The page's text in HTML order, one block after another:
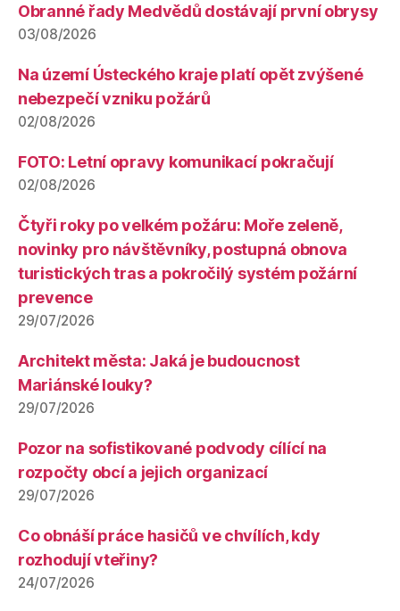
Obranné řady Medvědů dostávají první obrysy
03/08/2026
Na území Ústeckého kraje platí opět zvýšené
nebezpečí vzniku požárů
02/08/2026
FOTO: Letní opravy komunikací pokračují
02/08/2026
Čtyři roky po velkém požáru: Moře zeleně,
novinky pro návštěvníky, postupná obnova
turistických tras a pokročilý systém požární
prevence
29/07/2026
Architekt města: Jaká je budoucnost
Mariánské louky?
29/07/2026
Pozor na sofistikované podvody cílící na
rozpočty obcí a jejich organizací
29/07/2026
Co obnáší práce hasičů ve chvílích, kdy
rozhodují vteřiny?
24/07/2026